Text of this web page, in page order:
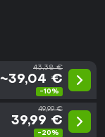
43,38 €
~39,04 €
-10%
49,99 €
39,99 €
-20%